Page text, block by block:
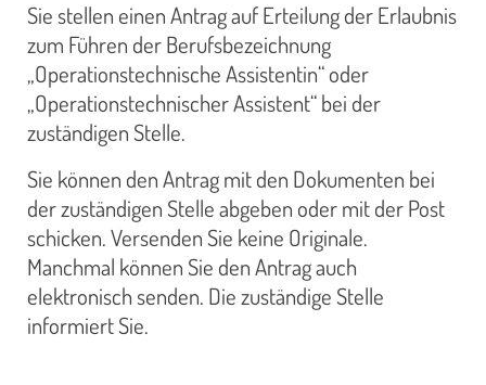
Sie stellen einen Antrag auf Erteilung der Erlaubnis
zum Führen der Berufsbezeichnung
„Operationstechnische Assistentin“ oder
„Operationstechnischer Assistent“ bei der
zuständigen Stelle.
Sie können den Antrag mit den Dokumenten bei
der zuständigen Stelle abgeben oder mit der Post
schicken. Versenden Sie keine Originale.
Manchmal können Sie den Antrag auch
elektronisch senden. Die zuständige Stelle
informiert Sie.